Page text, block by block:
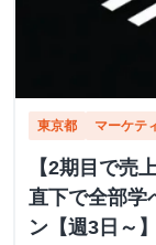
東京都 マーケテ
【2期目で売
直下で全部学
ン【週3日～】